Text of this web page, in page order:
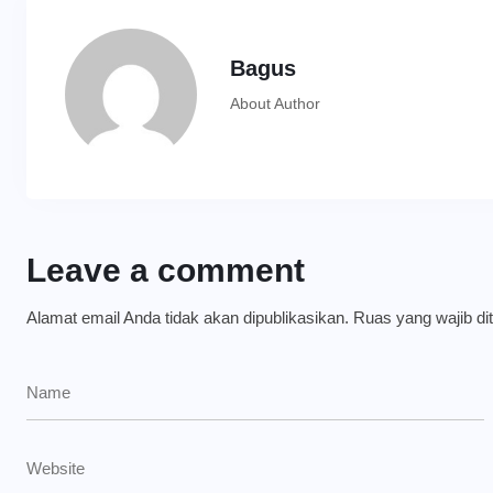
Bagus
About Author
Leave a comment
Alamat email Anda tidak akan dipublikasikan. Ruas yang wajib